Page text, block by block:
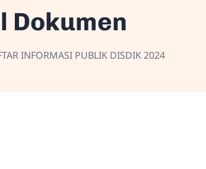
Dokumen
INFORMASI PUBLIK DISDIK 2024